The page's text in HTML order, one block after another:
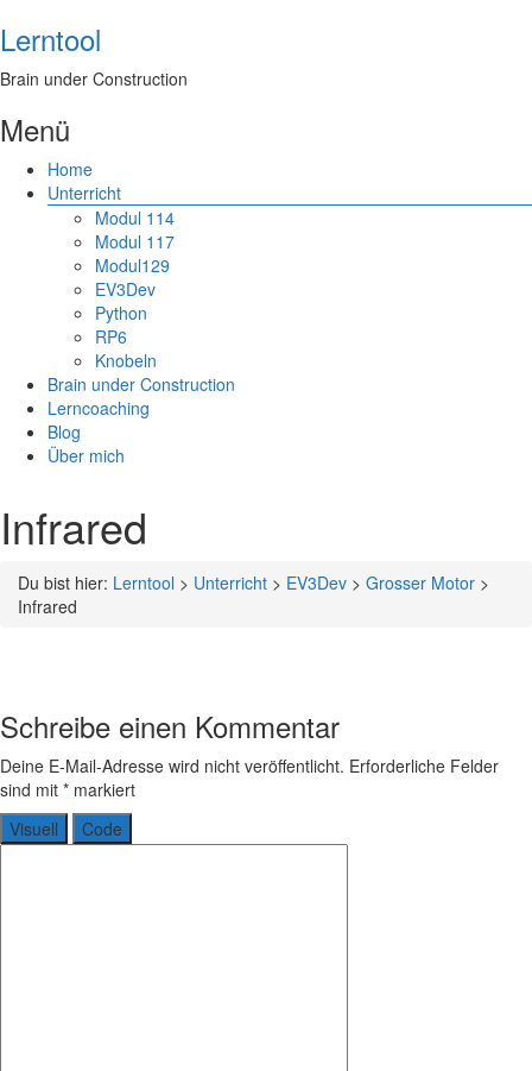
Lerntool
Brain under Construction
Menü
Home
Unterricht
Modul 114
Modul 117
Modul129
EV3Dev
Python
RP6
Knobeln
Brain under Construction
Lerncoaching
Blog
Über mich
Infrared
Du bist hier: Lerntool > Unterricht > EV3Dev > Grosser Motor >
Infrared
Schreibe einen Kommentar
Deine E-Mail-Adresse wird nicht veröffentlicht. Erforderliche Felder
sind mit * markiert
Visuell
Code